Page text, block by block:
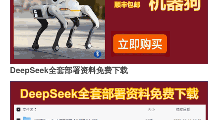
DeepSeek全套部署资料免费下载